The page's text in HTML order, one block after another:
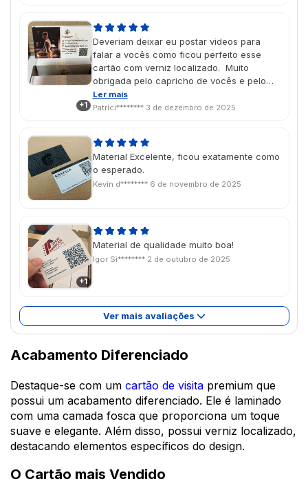
+1
Deveriam deixar eu postar videos para
falar a vocês como ficou perfeito esse
cartão com verniz localizado. Muito
obrigada pelo capricho de vocês e pelo
trabalho de qualidade.
Ler mais
Patríci******** 3 de dezembro de 2025
Material Excelente, ficou exatamente como
o esperado.
Kevin d******** 6 de novembro de 2025
+1
Material de qualidade muito boa!
Igor Si******** 2 de outubro de 2025
Ver mais avaliações
Acabamento Diferenciado
Destaque-se com um cartão de visita premium que
possui um acabamento diferenciado. Ele é laminado
com uma camada fosca que proporciona um toque
suave e elegante. Além disso, possui verniz localizado,
destacando elementos específicos do design.
O Cartão mais Vendido